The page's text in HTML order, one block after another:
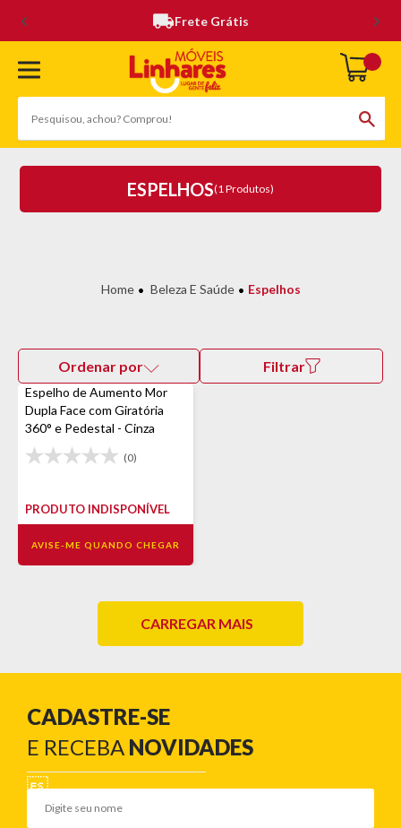
Frete Grátis
ESPELHOS(1 Produtos)
Beleza E Saúde Espelhos
Ordenar por Filtrar
Espelho de Aumento Mor
Dupla Face com Giratória
360° e Pedestal - Cinza
(0)
PRODUTO INDISPONÍVEL
AVISE-ME QUANDO CHEGAR
CARREGAR MAIS
CADASTRE-SE
E RECEBA NOVIDADES